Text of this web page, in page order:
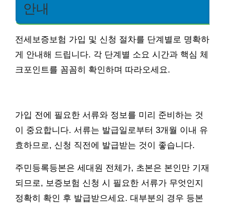
안내
전세보증보험 가입 및 신청 절차를 단계별로 명확하
게 안내해 드립니다. 각 단계별 소요 시간과 핵심 체
크포인트를 꼼꼼히 확인하며 따라오세요.
가입 전에 필요한 서류와 정보를 미리 준비하는 것
이 중요합니다. 서류는 발급일로부터 3개월 이내 유
효하므로, 신청 직전에 발급받는 것이 좋습니다.
주민등록등본은 세대원 전체가, 초본은 본인만 기재
되므로, 보증보험 신청 시 필요한 서류가 무엇인지
정확히 확인 후 발급받으세요. 대부분의 경우 등본